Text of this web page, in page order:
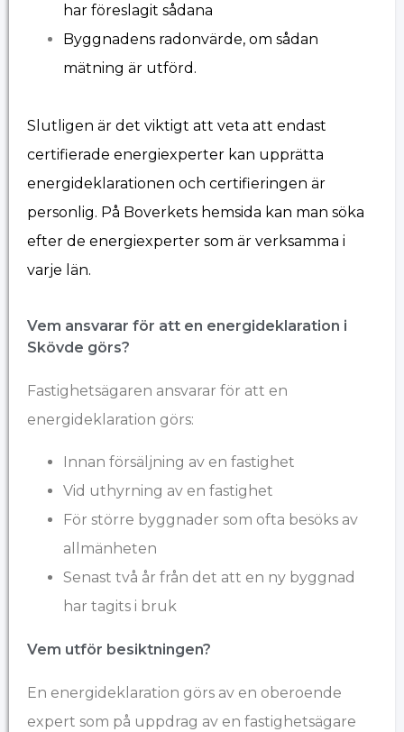
har föreslagit sådana
Byggnadens radonvärde, om sådan
mätning är utförd.
Slutligen är det viktigt att veta att endast
certifierade energiexperter kan upprätta
energideklarationen och certifieringen är
personlig. På Boverkets hemsida kan man söka
efter de energiexperter som är verksamma i
varje län.
Vem ansvarar för att en energideklaration i
Skövde görs?
Fastighetsägaren ansvarar för att en
energideklaration görs:
Innan försäljning av en fastighet
Vid uthyrning av en fastighet
För större byggnader som ofta besöks av
allmänheten
Senast två år från det att en ny byggnad
har tagits i bruk
Vem utför besiktningen?
En energideklaration görs av en oberoende
expert som på uppdrag av en fastighetsägare